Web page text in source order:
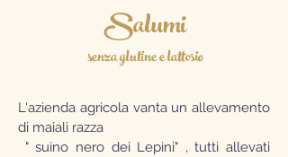
Salumi
senza glutine e lattosio
L'azienda agricola vanta un allevamento
di maiali razza
" suino nero dei Lepini" , tutti allevati